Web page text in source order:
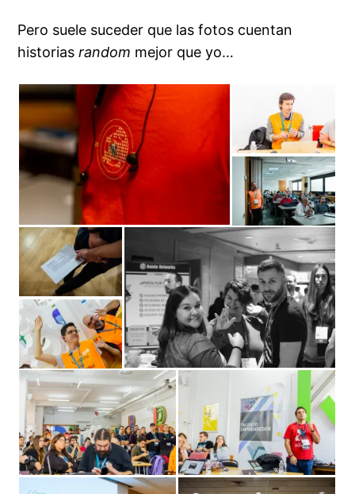
Pero suele suceder que las fotos cuentan
historiasrandom mejor que yo…